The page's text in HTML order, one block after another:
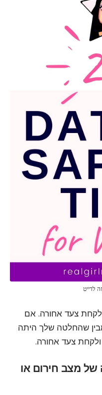
לדייט
צעד אחורה. אם
שהחלטה שלך היתה
ולקחת צעד אחורה.
של מצב חירום או